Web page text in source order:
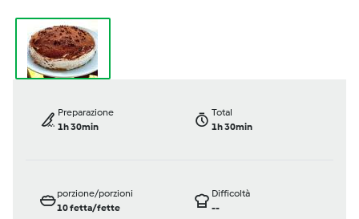
Preparazione
1h 30min
Total
1h 30min
porzione/porzioni
10fetta/fette
Difficoltà
--